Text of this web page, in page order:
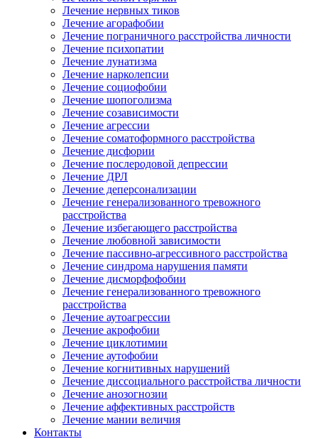
Лечение нервных тиков
Лечение агорафобии
Лечение пограничного расстройства личности
Лечение психопатии
Лечение лунатизма
Лечение нарколепсии
Лечение социофобии
Лечение шопоголизма
Лечение созависимости
Лечение агрессии
Лечение соматоформного расстройства
Лечение дисфории
Лечение послеродовой депрессии
Лечение ДРЛ
Лечение деперсонализации
Лечение генерализованного тревожного
расстройства
Лечение избегающего расстройства
Лечение любовной зависимости
Лечение пассивно-агрессивного расстройства
Лечение синдрома нарушения памяти
Лечение дисморфофобии
Лечение генерализованного тревожного
расстройства
Лечение аутоагрессии
Лечение акрофобии
Лечение циклотимии
Лечение аутофобии
Лечение когнитивных нарушений
Лечение диссоциального расстройства личности
Лечение анозогнозии
Лечение аффективных расстройств
Лечение мании величия
Контакты